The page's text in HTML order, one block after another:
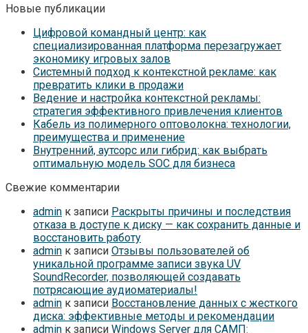
Новые публикации
Цифровой командный центр: как
специализированная платформа перезагружает
экономику игровых залов
Системный подход к контекстной рекламе: как
превратить клики в продажи
Ведение и настройка контекстной рекламы:
стратегия эффективного привлечения клиентов
Кабель из полимерного оптоволокна: технологии,
преимущества и применение
Внутренний, аутсорс или гибрид: как выбрать
оптимальную модель SOC для бизнеса
Свежие комментарии
admin к записи Раскрыты причины и последствия
отказа в доступе к диску — как сохранить данные и
восстановить работу
admin к записи Отзывы пользователей об
уникальной программе записи звука UV
SoundRecorder, позволяющей создавать
потрясающие аудиоматериалы!
admin к записи Восстановление данных с жесткого
диска: эффективные методы и рекомендации
admin к записи Windows Server для САМП: